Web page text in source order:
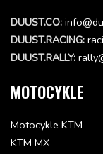
SPLASH
75.03 zł
CLAMPING DISK
54606019004
DUUST.CO:
DUUST.RACING:
DUUST.RALLY:
MOTOCYKLE
Motocykle KTM
KTM MX